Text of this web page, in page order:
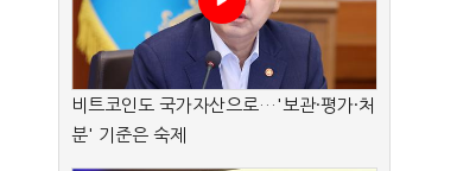
비트코인도 국가자산으로…'보관·평가·처
분' 기준은 숙제